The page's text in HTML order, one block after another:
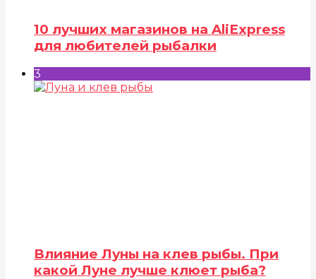
10 лучших магазинов на AliExpress
для любителей рыбалки
3
Влияние Луны на клев рыбы. При
какой Луне лучше клюет рыба?